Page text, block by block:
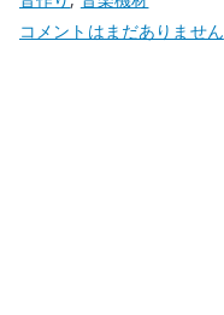
MXR
コメントはまだありません